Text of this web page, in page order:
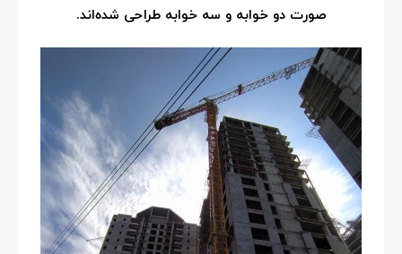
صورت دو خوابه و سه خوابه طراحی شده‌اند.